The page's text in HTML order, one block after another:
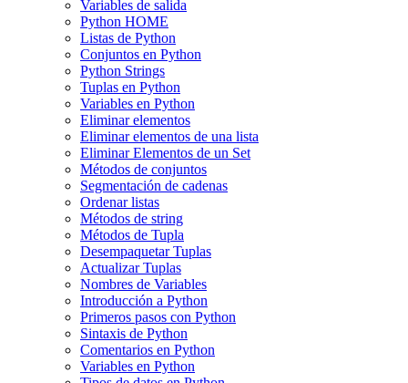
Variables de salida
Python HOME
Listas de Python
Conjuntos en Python
Python Strings
Tuplas en Python
Variables en Python
Eliminar elementos
Eliminar elementos de una lista
Eliminar Elementos de un Set
Métodos de conjuntos
Segmentación de cadenas
Ordenar listas
Métodos de string
Métodos de Tupla
Desempaquetar Tuplas
Actualizar Tuplas
Nombres de Variables
Introducción a Python
Primeros pasos con Python
Sintaxis de Python
Comentarios en Python
Variables en Python